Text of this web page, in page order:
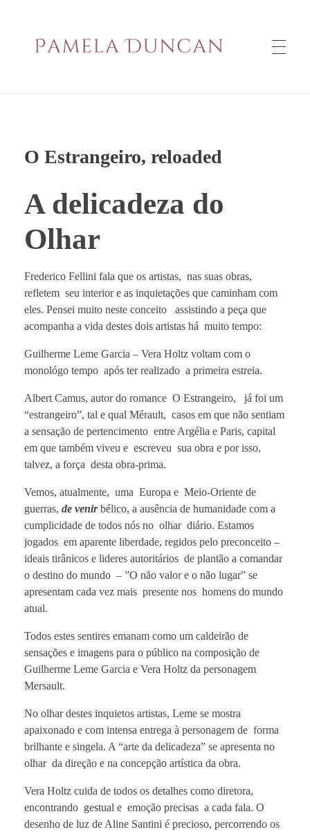
O Estrangeiro, reloaded
A delicadeza do
Olhar
Frederico Fellini fala que os artistas, nas suas obras,
refletem seu interior e as inquietações que caminham com
eles. Pensei muito neste conceito assistindo a peça que
acompanha a vida destes dois artistas há muito tempo:
Guilherme Leme Garcia – Vera Holtz voltam com o
monológo tempo após ter realizado a primeira estreia.
Albert Camus, autor do romance O Estrangeiro, já foi um
“estrangeiro”, tal e qual Mérault, casos em que não sentiam
a sensação de pertencimento entre Argélia e Paris, capital
em que também viveu e escreveu sua obra e por isso,
talvez, a força desta obra-prima.
Vemos, atualmente, uma Europa e Meio-Oriente de
guerras, de venirbélico, a ausência de humanidade com a
cumplicidade de todos nós no olhar diário. Estamos
jogados em aparente liberdade, regidos pelo preconceito –
ideais tirânicos e lideres autoritários de plantão a comandar
o destino do mundo – ”O não valor e o não lugar” se
apresentam cada vez mais presente nos homens do mundo
atual.
Todos estes sentires emanam como um caldeirão de
sensações e imagens para o público na composição de
Guilherme Leme Garcia e Vera Holtz da personagem
Mersault.
No olhar destes inquietos artistas, Leme se mostra
apaixonado e com intensa entrega à personagem de forma
brilhante e singela. A “arte da delicadeza” se apresenta no
olhar da direção e na concepção artística da obra.
Vera Holtz cuida de todos os detalhes como diretora,
encontrando gestual e emoção precisas a cada fala. O
desenho de luz de Aline Santini é precioso, percorrendo os